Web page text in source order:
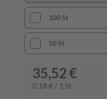
100 St
50 St
35,52 €
0,18 € / 1 St